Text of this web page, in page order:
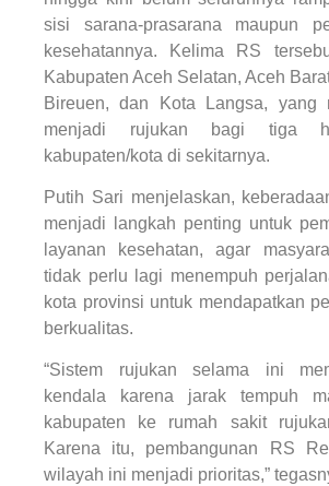
sisi sarana-prasarana maupun
kesehatannya. Kelima RS
Kabupaten Aceh Selatan, Aceh
Bireuen, dan Kota Langsa, yang
menjadi rujukan bagi tiga
kabupaten/kota di sekitarnya.
Putih Sari menjelaskan,
menjadi langkah penting untuk
layanan kesehatan, agar
tidak perlu lagi menempuh
kota provinsi untuk mendapatkan
berkualitas.
“Sistem rujukan selama ini
kendala karena jarak tempuh
kabupaten ke rumah sakit
Karena itu, pembangunan RS
wilayah ini menjadi prioritas,”